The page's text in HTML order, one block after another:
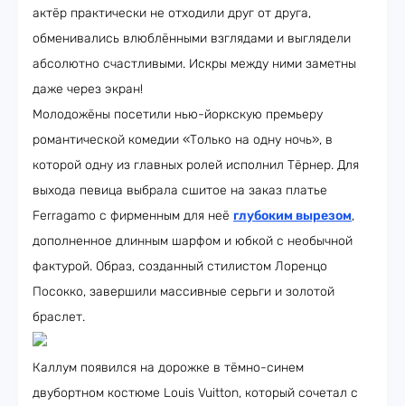
актёр практически не отходили друг от друга,
обменивались влюблёнными взглядами и выглядели
абсолютно счастливыми. Искры между ними заметны
даже через экран!
Молодожёны посетили нью-йоркскую премьеру
романтической комедии «Только на одну ночь», в
которой одну из главных ролей исполнил Тёрнер. Для
выхода певица выбрала сшитое на заказ платье
Ferragamo с фирменным для неё глубоким вырезом,
дополненное длинным шарфом и юбкой с необычной
фактурой. Образ, созданный стилистом Лоренцо
Посокко, завершили массивные серьги и золотой
браслет.
Каллум появился на дорожке в тёмно-синем
двубортном костюме Louis Vuitton, который сочетал с